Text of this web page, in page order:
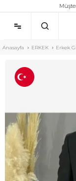
Anasayfa ERKEK Erkek